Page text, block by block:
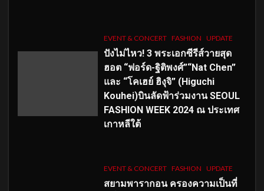
EVENT & CONCERT FASHION UPDATE
ปังไม่ไหว! 3 พระเอกซีรีส์วายสุด
ฮอต “ฟอร์ด-ฐิติพงศ์”“Nat Chen”
และ “โคเฮย์ ฮิงุจิ” (Higuchi
Kouhei)บินลัดฟ้าร่วมงาน SEOUL
FASHION WEEK 2024 ณ ประเทศ
เกาหลีใต้
EVENT & CONCERT FASHION UPDATE
สยามพารากอน ครองความเป็นที่